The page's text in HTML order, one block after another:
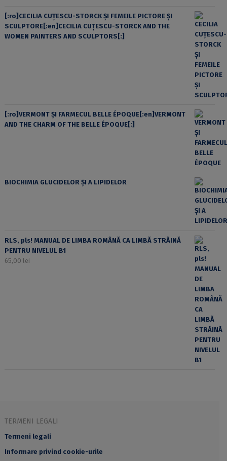
[:ro]CECILIA CUŢESCU-STORCK ŞI FEMEILE PICTORE ŞI
SCULPTORE[:en]CECILIA CUŢESCU-STORCK AND THE
WOMEN PAINTERS AND SCULPTORS[:]
[:ro]VERMONT ȘI FARMECUL BELLE ÉPOQUE[:en]VERMONT
AND THE CHARM OF THE BELLE ÉPOQUE[:]
BIOCHIMIA GLUCIDELOR ȘI A LIPIDELOR
RLS, pls! MANUAL DE LIMBA ROMÂNĂ CA LIMBĂ STRĂINĂ
PENTRU NIVELUL B1
65,00 lei
TERMENI LEGALI
Termeni legali
Informare privind cookie-urile